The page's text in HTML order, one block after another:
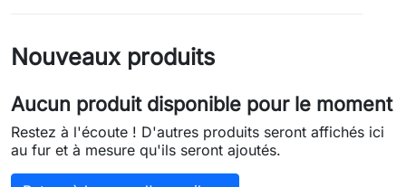
Nouveaux produits
Aucun produit disponible pour le moment
Restez à l'écoute ! D'autres produits seront affichés ici
au fur et à mesure qu'ils seront ajoutés.